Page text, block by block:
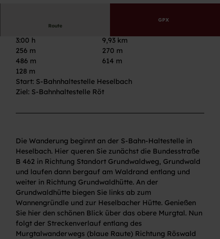
Route
GPX
3:00 h
9,93 km
256 m
270 m
486 m
614 m
128 m
Start: S-Bahnhaltestelle Heselbach
Ziel: S-Bahnhaltestelle Röt
Die Wanderung beginnt an der S-Bahn-Haltestelle in
Heselbach. Hier queren Sie zunächst die Bundesstraße
B 462 in Richtung Standort Grundwaldweg, Grundwald
und laufen dann bergauf am Waldrand entlang und
weiter in Richtung Grundwaldhütte. An der
Grundwaldhütte biegen Sie links ab zum
Wannengründle und zur Heselbacher Hütte. Genießen
Sie hier den schönen Blick über das obere Murgtal. Nun
folgt der Streckenverlauf entlang des
Murgtalwanderwegs (blaue Raute) Richtung Röswald